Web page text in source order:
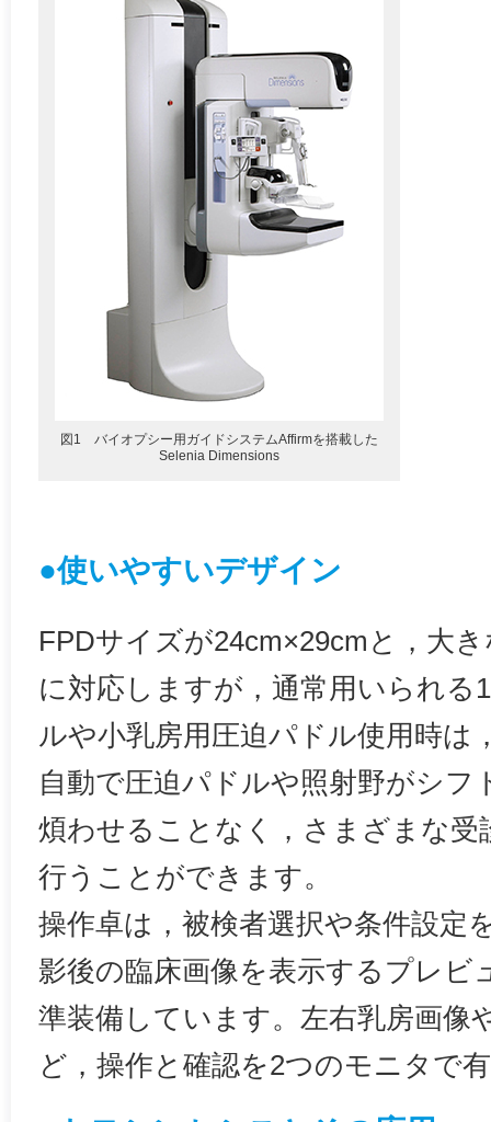
図1 バイオプシー用ガイドシステムAffirmを搭載した
Selenia Dimensions
●使いやすいデザイン
FPDサイズが24cm×29cmと，大
に対応しますが，通常用いられる
ルや小乳房用圧迫パドル使用時は
自動で圧迫パドルや照射野がシフ
煩わせることなく，さまざまな受
行うことができます。
操作卓は，被検者選択や条件設定
影後の臨床画像を表示するプレビ
準装備しています。左右乳房画像
ど，操作と確認を2つのモニタで